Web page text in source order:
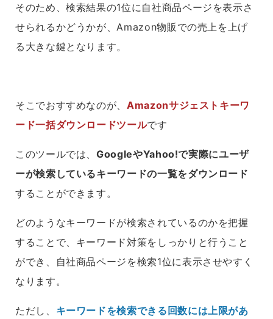
そのため、検索結果の1位に自社商品ページを表示さ
せられるかどうかが、Amazon物販での売上を上げ
る大きな鍵となります。
そこでおすすめなのが、Amazonサジェストキーワ
ード一括ダウンロードツールです
このツールでは、GoogleやYahoo!で実際にユーザ
ーが検索しているキーワードの一覧をダウンロード
することができます。
どのようなキーワードが検索されているのかを把握
することで、キーワード対策をしっかりと行うこと
ができ、自社商品ページを検索1位に表示させやすく
なります。
ただし、 キーワードを検索できる回数には上限があ